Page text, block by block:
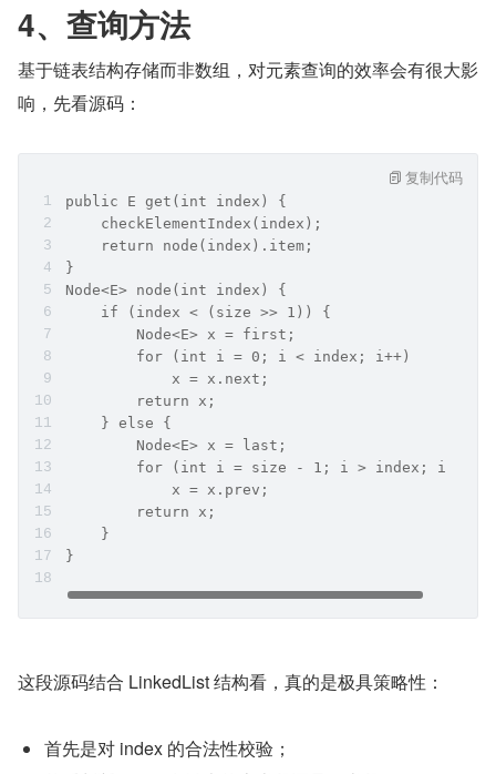
4、查询方法
基于链表结构存储而非数组，对元素查询的效率会有很大影
响，先看源码：
public E get(int index) {
    checkElementIndex(index);
    return node(index).item;
}
Node<E> node(int index) {
    if (index < (size >> 1)) {
        Node<E> x = first;
        for (int i = 0; i < index; i++)
            x = x.next;
        return x;
    } else {
        Node<E> x = last;
        for (int i = size - 1; i > index; i--)
            x = x.prev;
        return x;
    }
}
复制代码
这段源码结合 LinkedList 结构看，真的是极具策略性：
首先是对 index 的合法性校验；